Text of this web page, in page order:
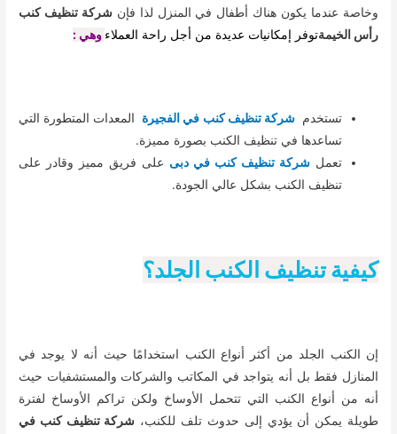
وخاصة عندما يكون هناك أطفال في المنزل لذا فإنشركة تنظيف كنب
رأس الخيمةتوفر إمكانيات عديدة من أجل راحة العملاء وهي :
تستخدمشركة تنظيف كنب في الفجيرة المعدات المتطورة التي
تساعدها في تنظيف الكنب بصورة مميزة.
تعملشركة تنظيف كنب في دبى على فريق مميز وقادر على
تنظيف الكنب بشكل عالي الجودة.
كيفية تنظيف الكنب الجلد؟
إن الكنب الجلد من أكثر أنواع الكنب استخدامًا حيث أنه لا يوجد في
المنازل فقط بل أنه يتواجد في المكاتب والشركات والمستشفيات حيث
أنه من أنواع الكنب التي تتحمل الأوساخ ولكن تراكم الأوساخ لفترة
طويلة يمكن أن يؤدي إلى حدوث تلف للكنب، شركة تنظيف كنب في